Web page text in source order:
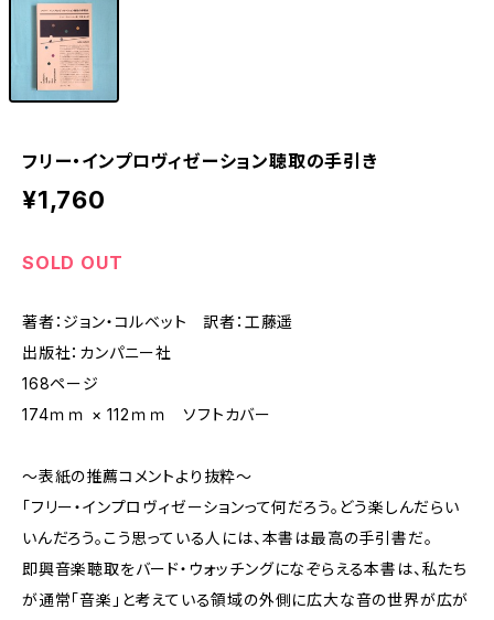
フリー・インプロヴィゼーション聴取の手引き
¥1,760
SOLD OUT
著者：ジョン・コルベット 訳者：工藤遥
出版社：カンパニー社
168ページ
174ｍｍ × 112ｍｍ ソフトカバー
～表紙の推薦コメントより抜粋～
「フリー・インプロヴィゼーションって何だろう。どう楽しんだらい
いんだろう。こう思っている人には、本書は最高の手引書だ。
即興音楽聴取をバード・ウォッチングになぞらえる本書は、私たち
が通常「音楽」と考えている領域の外側に広大な音の世界が広が